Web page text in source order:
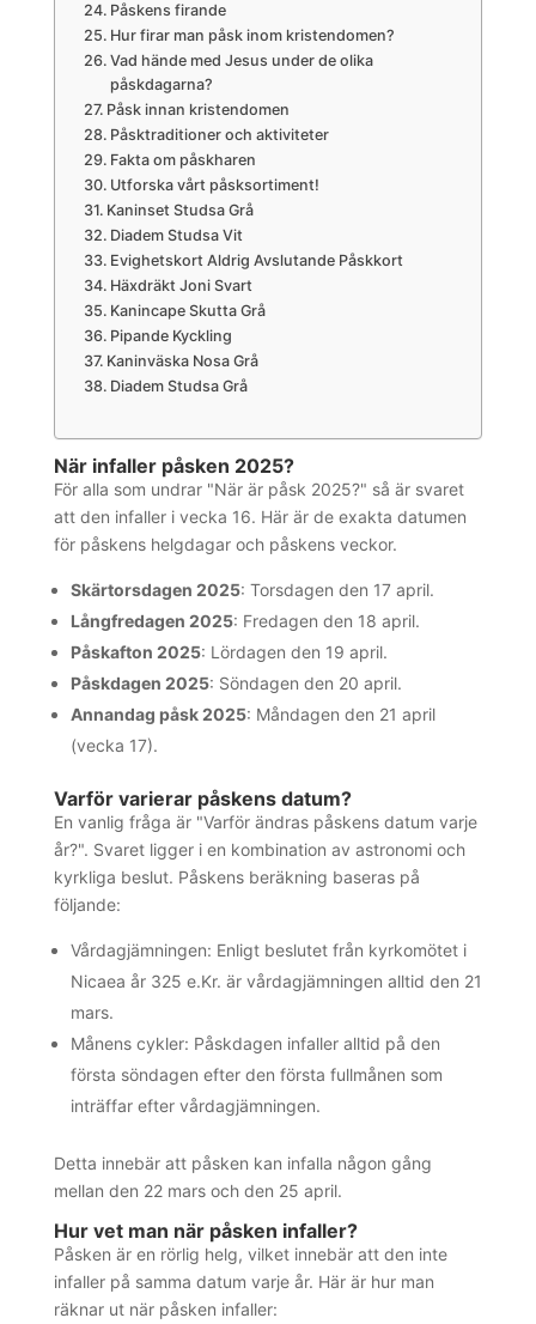
Påskens firande
Hur firar man påsk inom kristendomen?
Vad hände med Jesus under de olika
påskdagarna?
Påsk innan kristendomen
Påsktraditioner och aktiviteter
Fakta om påskharen
Utforska vårt påsksortiment!
Kaninset Studsa Grå
Diadem Studsa Vit
Evighetskort Aldrig Avslutande Påskkort
Häxdräkt Joni Svart
Kanincape Skutta Grå
Pipande Kyckling
Kaninväska Nosa Grå
Diadem Studsa Grå
När infaller påsken 2025?
För alla som undrar "När är påsk 2025?" så är svaret
att den infaller i vecka 16. Här är de exakta datumen
för påskens helgdagar och påskens veckor.
Skärtorsdagen 2025: Torsdagen den 17 april.
Långfredagen 2025: Fredagen den 18 april.
Påskafton 2025: Lördagen den 19 april.
Påskdagen 2025: Söndagen den 20 april.
Annandag påsk 2025: Måndagen den 21 april
(vecka 17).
Varför varierar påskens datum?
En vanlig fråga är "Varför ändras påskens datum varje
år?". Svaret ligger i en kombination av astronomi och
kyrkliga beslut. Påskens beräkning baseras på
följande:
Vårdagjämningen: Enligt beslutet från kyrkomötet i
Nicaea år 325 e.Kr. är vårdagjämningen alltid den 21
mars.
Månens cykler: Påskdagen infaller alltid på den
första söndagen efter den första fullmånen som
inträffar efter vårdagjämningen.
Detta innebär att påsken kan infalla någon gång
mellan den 22 mars och den 25 april.
Hur vet man när påsken infaller?
Påsken är en rörlig helg, vilket innebär att den inte
infaller på samma datum varje år. Här är hur man
räknar ut när påsken infaller: